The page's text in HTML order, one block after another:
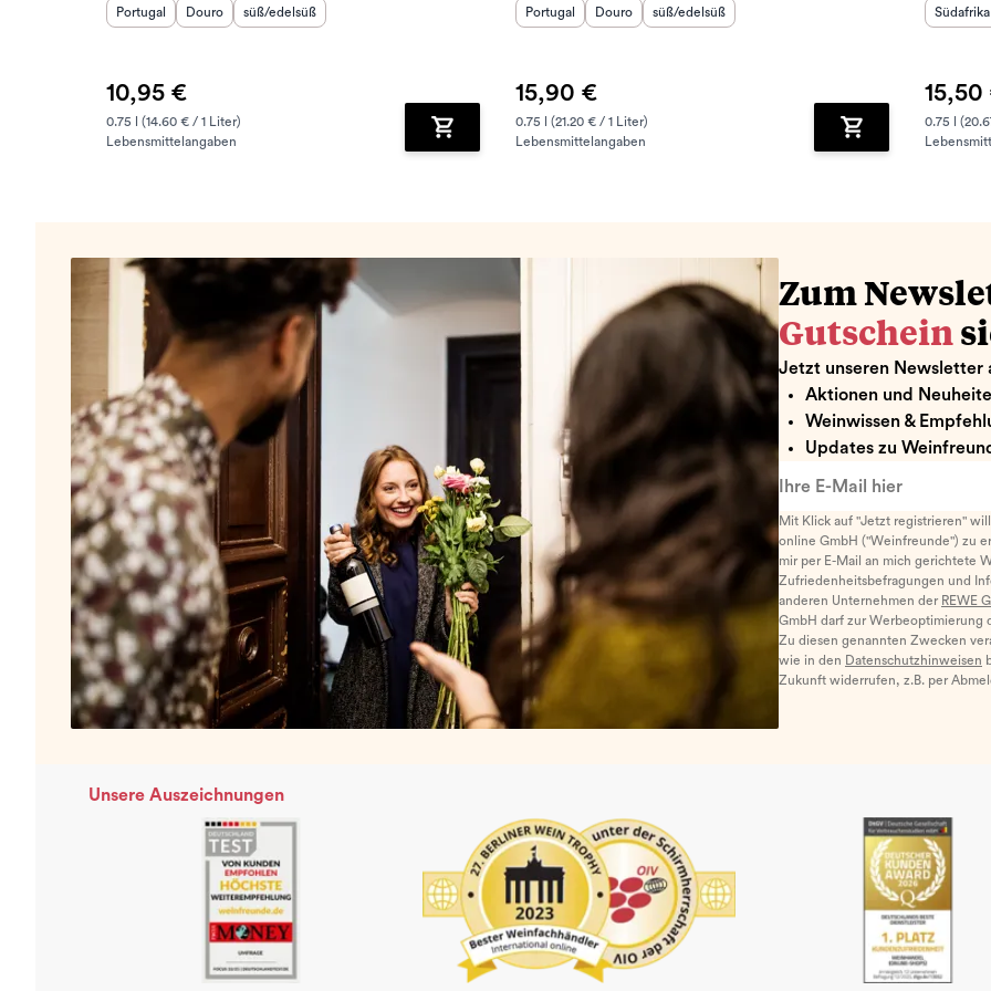
Herkunftsland:
Portugal Herkunftsregion:
Douro Geschmack:
süß/edelsüß
10,95 €
0.75 l (14.60 € / 1 Liter)
Lebensmittelangaben
Zum Warenkorb hinzufügen
Herkunftsland:
Portugal Herkunftsregion:
Douro Geschmack:
süß/edelsüß
15,90 €
0.75 l (21.20 € / 1 Liter)
Lebensmittelangaben
Zum Warenkorb
Südafrika
15,50
0.75 l
Zum
Gutschein
Jetzt unseren Newsletter
Aktionen und
Weinwissen &
Updates zu
Mit Klick auf "Jetzt registrieren"
online GmbH ("Weinfreunde") zu
mir per E-Mail an mich gerichtete
Zufriedenheitsbefragungen und
anderen Unternehmen der REWE
GmbH darf zur Werbeoptimierung
Zu diesen genannten Zwecken
wie in den Datenschutzhinweisen
Zukunft widerrufen, z.B. per
Unsere Auszeichnungen